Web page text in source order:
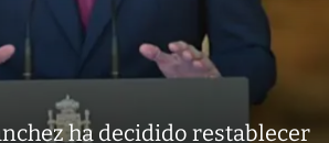
ha decidido restablecer